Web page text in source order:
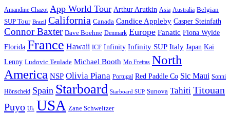
Amandine Chazot App World Tour Arthur Arutkin Asia Australia Belgian
SUP Tour Brazil California Canada Candice Appleby Casper Steinfath
Connor Baxter Dave Boehne Denmark Europe Fanatic Fiona Wylde
Florida France Hawaii ICF Infinity Infinity SUP Italy Japan Kai
Lenny Ludovic Teulade Michael Booth Mo Freitas North
America NSP Olivia Piana Portugal Red Paddle Co Sic Maui Sonni
Hönscheid Spain Starboard Starboard SUP Sunova Tahiti Titouan
Puyo Uk USA Zane Schweitzer